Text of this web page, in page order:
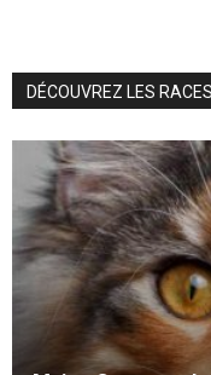
DÉCOUVREZ LES